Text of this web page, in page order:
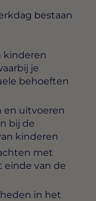
bestaan
kinderen
je
behoeften
en uitvoeren
bij de
kinderen
met
einde van de
in het